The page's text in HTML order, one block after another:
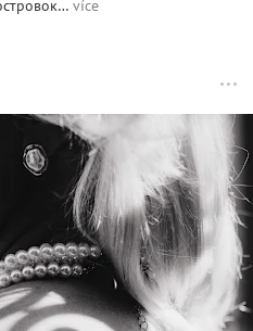
více